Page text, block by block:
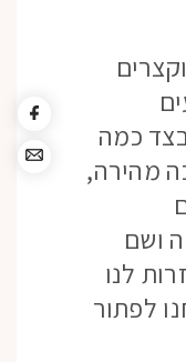
בצד כמה
מהירה,
ושם
לנו
לפתור